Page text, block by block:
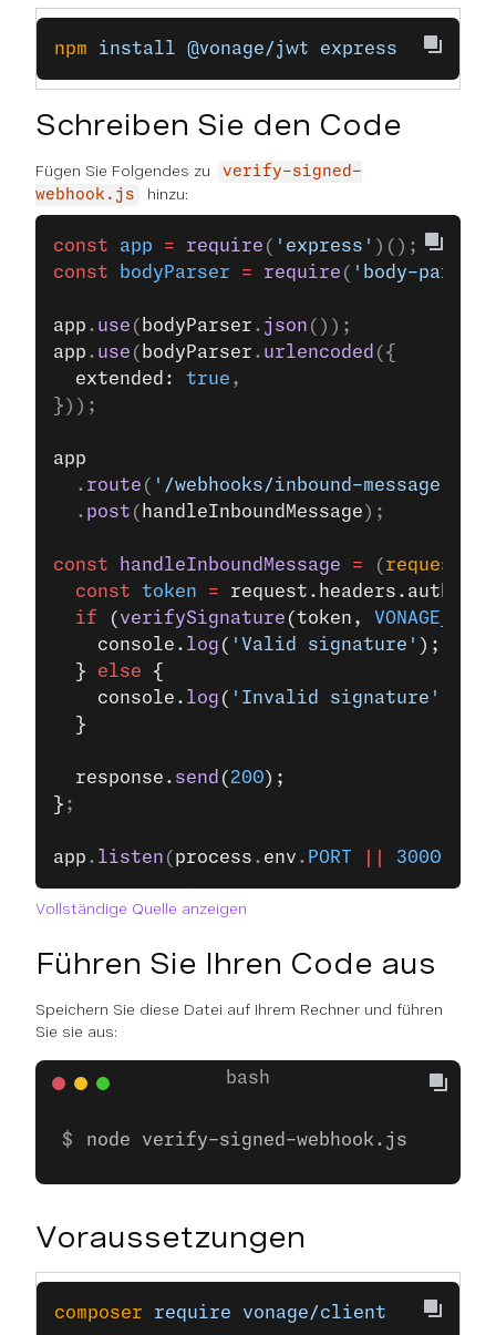
npm install @vonage/jwt express
Schreiben Sie den Code
Fügen Sie Folgendes zu
verify-signed-
webhook.js
hinzu:
const app = require ( 'express' )();
const bodyParser = require ( 'body-parser'
app . use ( bodyParser . json ());
app . use ( bodyParser . urlencoded ({
  extended:
true ,
}));
app
  .
route ( '/webhooks/inbound-message'
  .
post ( handleInboundMessage );
const handleInboundMessage = ( request
  const
token =
  if
( verifySignature (token,
    console.
log ( 'Valid signature' );
  }
else {
    console.
log ( 'Invalid signature'
  }
  response.
send ( 200);
} ;
app . listen ( process . env . PORT 3000
Vollständige Quelle anzeigen
Führen Sie Ihren Code aus
Speichern Sie diese Datei auf Ihrem Rechner und führen
Sie sie aus:
node verify-signed-webhook.js
Voraussetzungen
composer require vonage/client